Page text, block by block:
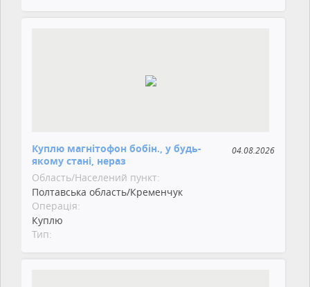
Куплю магнітофон бобін., у будь-
якому стані, нераз
04.08.2026
Область/Населений пункт:
Полтавська область/Кременчук
Операція:
Куплю
Тип: